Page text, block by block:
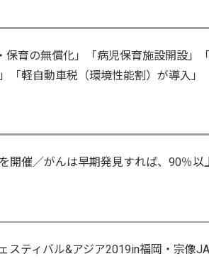
保育の無償化」「病児保育施設開設」
「軽自動車税（環境性能割）が導入」
開催／がんは早期発見すれば、90％以
スティバル&アジア2019in福岡・宗像